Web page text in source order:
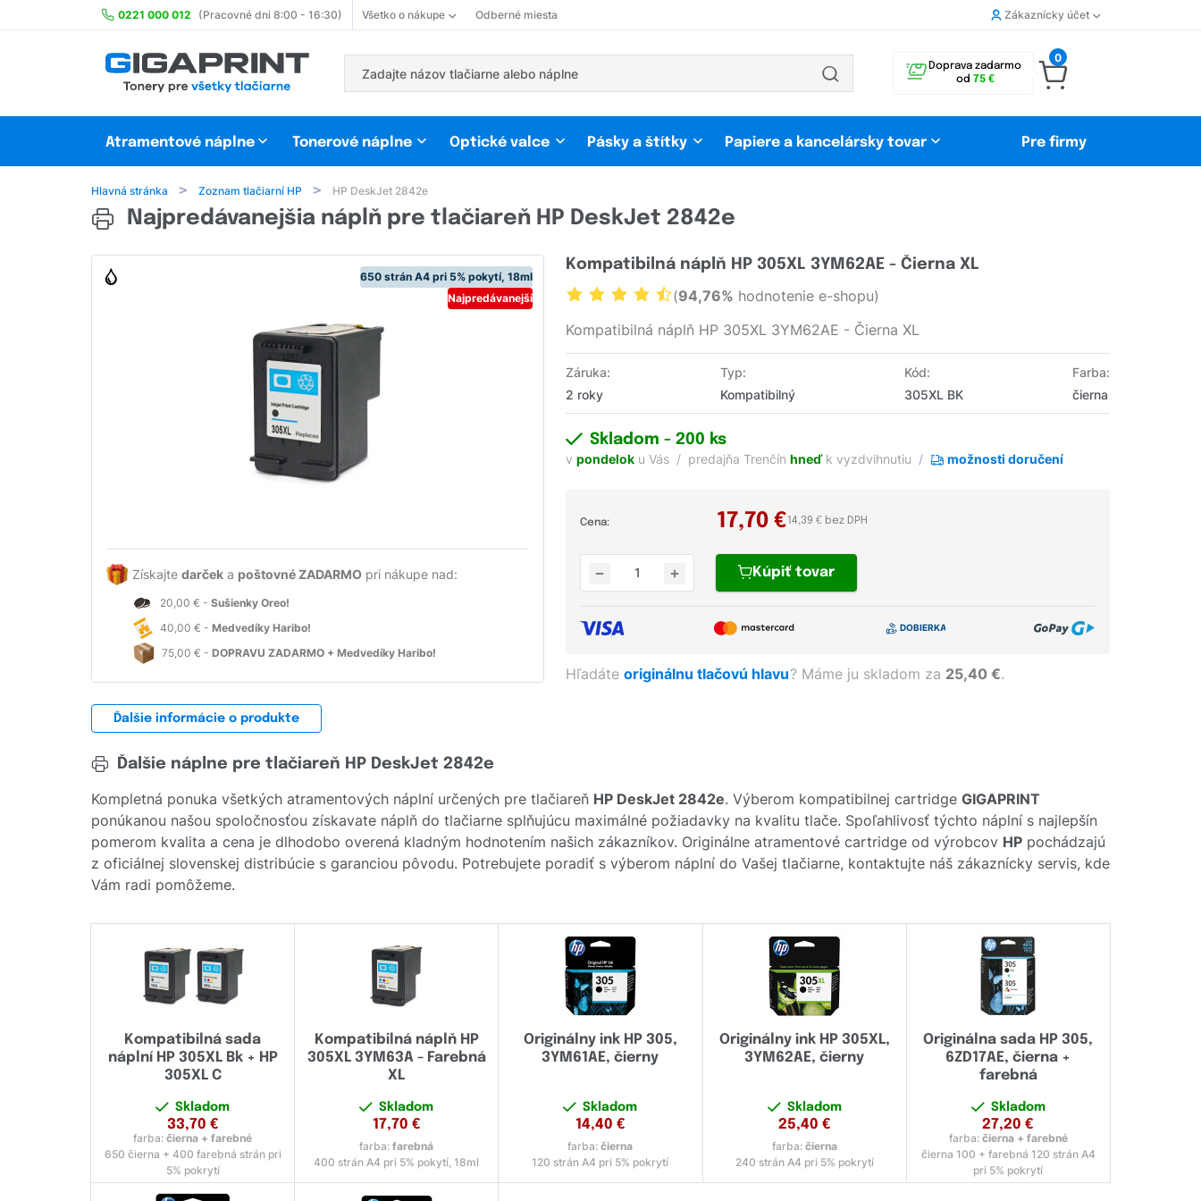
0221 000 012 (Pracovné dni 8:00 - 16:30) Všetko o nákupe Odberné miesta Zákaznícky účet
Doprava zadarmo
od 75 €
0
Atramentové náplne Tonerové náplne Optické valce Pásky a štítky Papiere a kancelársky tovar Pre firmy
Hlavná stránka Zoznam tlačiarní HP HP DeskJet 2842e
Najpredávanejšia náplň pre tlačiareň HP DeskJet 2842e
650 strán A4 pri 5% pokytí, 18ml
Najpredávanejší
Získajte darček a poštovné ZADARMO pri nákupe nad:
20,00 € - Sušienky Oreo!
40,00 € - Medvedíky Haribo!
75,00 € - DOPRAVU ZADARMO + Medvedíky Haribo!
Kompatibilná náplň HP 305XL 3YM62AE - Čierna XL
(94,76% hodnotenie e-shopu)
Kompatibilná náplň HP 305XL 3YM62AE - Čierna XL
Záruka:
2 roky
Typ:
Kompatibilný
Kód:
305XL BK
Farba:
čierna
Skladom- 200 ks
vpondelok u Vás predajňa Trenčínhneďk vyzdvihnutiu možnosti doručení
Cena: 17,70 € 14,39 € bez DPH
Kúpiťtovar
Hľadáteoriginálnu tlačovú hlavu? Máme ju skladom za 25,40 €.
Ďalšie informácie o produkte
Ďalšie náplne pre tlačiareň HP DeskJet 2842e
Kompletná ponuka všetkých atramentových náplní určených pre tlačiareň HP DeskJet 2842e. Výberom kompatibilnej cartridge GIGAPRINT
ponúkanou našou spoločnosťou získavate náplň do tlačiarne splňujúcu maximálné požiadavky na kvalitu tlače. Spoľahlivosť týchto náplní s najlepšín
pomerom kvalita a cena je dlhodobo overená kladným hodnotením našich zákazníkov. Originálne atramentové cartridge od výrobcov HP pochádzajú
z oficiálnej slovenskej distribúcie s garanciou pôvodu. Potrebujete poradiť s výberom náplní do Vašej tlačiarne, kontaktujte náš zákaznícky servis, kde
Vám radi pomôžeme.
Kompatibilná sada
náplní HP 305XL Bk + HP
305XL C
Skladom
33,70 €
farba:čierna + farebné
650 čierna + 400 farebná strán pri
5% pokrytí
Kompatibilná náplň HP
305XL 3YM63A - Farebná
XL
Skladom
17,70 €
farba:farebná
400 strán A4 pri 5% pokytí, 18ml
Originálny ink HP 305,
3YM61AE, čierny
Skladom
14,40 €
farba:čierna
120 strán A4 pri 5% pokrytí
Originálny ink HP 305XL,
3YM62AE, čierny
Skladom
25,40 €
farba: čierna
240 strán A4 pri 5% pokrytí
Originálna sada HP 305,
6ZD17AE, čierna +
farebná
Skladom
27,20 €
farba: čierna + farebné
čierna 100 + farebná 120 strán A4
pri 5% pokrytí